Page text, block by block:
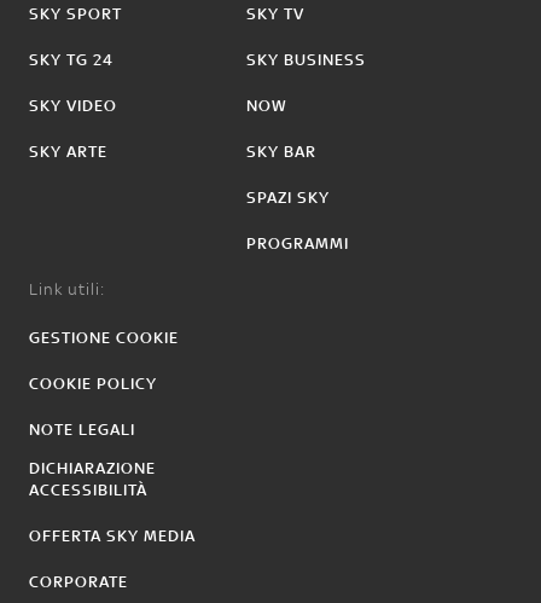
SKY SPORT
SKY TG 24
SKY VIDEO
SKY ARTE
SKY TV
SKY BUSINESS
NOW
SKY BAR
SPAZI SKY
PROGRAMMI
Link utili:
GESTIONE COOKIE
COOKIE POLICY
NOTE LEGALI
DICHIARAZIONE
ACCESSIBILITÀ
OFFERTA SKY MEDIA
CORPORATE